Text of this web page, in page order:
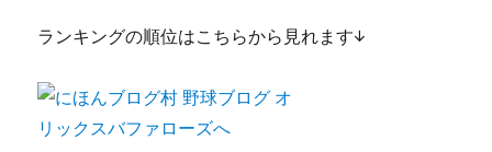
ランキングの順位はこちらから見れます↓